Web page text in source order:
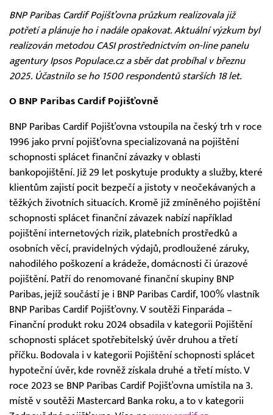
BNP Paribas Cardif Pojišťovna průzkum realizovala již
potřetí a plánuje ho i nadále opakovat. Aktuální výzkum byl
realizován metodou CASI prostřednictvím on-line panelu
agentury Ipsos Populace.cz a sběr dat probíhal v březnu
2025. Účastnilo se ho 1500 respondentů starších 18 let.
O BNP Paribas Cardif Pojišťovně
BNP Paribas Cardif Pojišťovna vstoupila na český trh v roce
1996 jako první pojišťovna specializovaná na pojištění
schopnosti splácet finanční závazky v oblasti
bankopojištění. Již 29 let poskytuje produkty a služby, které
klientům zajistí pocit bezpečí a jistoty v neočekávaných a
těžkých životních situacích. Kromě již zmíněného pojištění
schopnosti splácet finanční závazek nabízí například
pojištění internetových rizik, platebních prostředků a
osobních věcí, pravidelných výdajů, prodloužené záruky,
nahodilého poškození a krádeže, domácnosti či úrazové
pojištění. Patří do renomované finanční skupiny BNP
Paribas, jejíž součástí je i BNP Paribas Cardif, 100% vlastník
BNP Paribas Cardif Pojišťovny. V soutěži Finparáda –
Finanční produkt roku 2024 obsadila v kategorii Pojištění
schopnosti splácet spotřebitelský úvěr druhou a třetí
příčku. Bodovala i v kategorii Pojištění schopnosti splácet
hypoteční úvěr, kde rovněž získala druhé a třetí místo. V
roce 2023 se BNP Paribas Cardif Pojišťovna umístila na 3.
místě v soutěži Mastercard Banka roku, a to v kategorii